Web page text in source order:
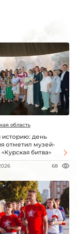
область
день
отметил музей-
битва»
68